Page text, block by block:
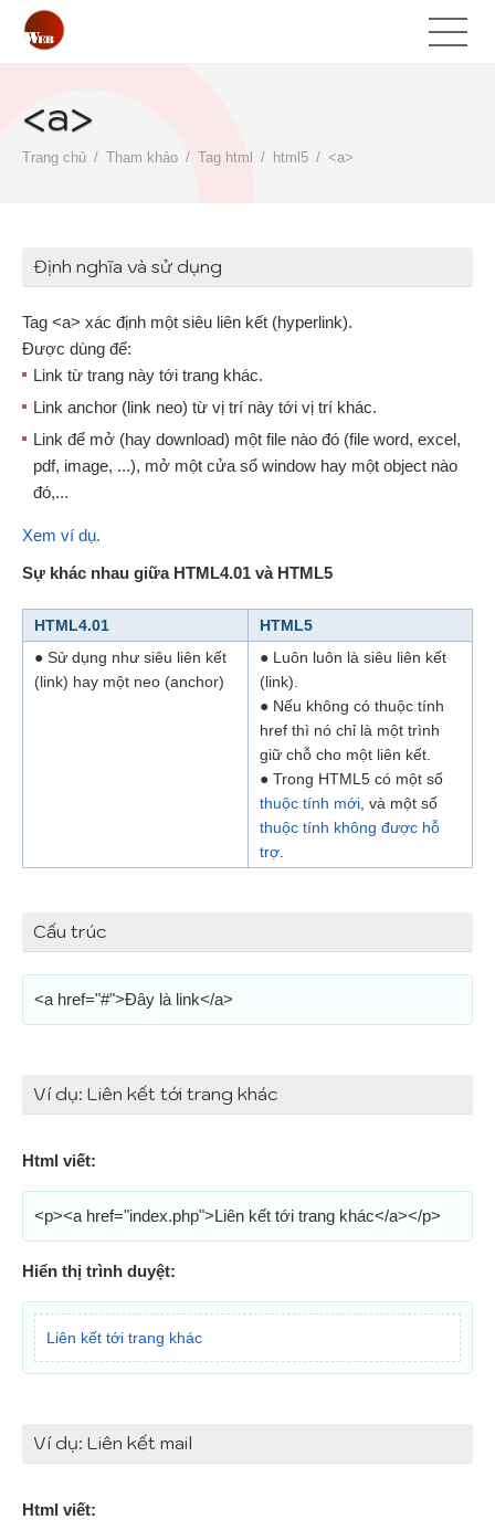
<a>
Trang chủ Tham khảo Tag html html5 <a>
Định nghĩa và sử dụng
Tag <a> xác định một siêu liên kết (hyperlink).
Được dùng để:
Link từ trang này tới trang khác.
Link anchor (link neo) từ vị trí này tới vị trí khác.
Link để mở (hay download) một file nào đó (file word, excel,
pdf, image, ...), mở một cửa sổ window hay một object nào
đó,...
Xem ví dụ.
Sự khác nhau giữa HTML4.01 và HTML5
HTML4.01
HTML5
● Sử dụng như siêu liên kết
(link) hay một neo (anchor)
● Luôn luôn là siêu liên kết
(link).
● Nếu không có thuộc tính
href thì nó chỉ là một trình
giữ chỗ cho một liên kết.
● Trong HTML5 có một số
thuộc tính mới , và một số
thuộc tính không được hỗ
trợ
Cấu trúc
<a href="#">Đây là link</a>
Ví dụ: Liên kết tới trang khác
Html viết:
<p><a href="index.php">Liên kết tới trang khác</a></p>
Hiển thị trình duyệt:
Liên kết tới trang khác
Ví dụ: Liên kết mail
Html viết: